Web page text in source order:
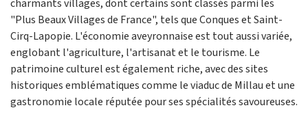
charmants villages, dont certains sont classés parmi les
"Plus Beaux Villages de France", tels que Conques et Saint-
Cirq-Lapopie. L'économie aveyronnaise est tout aussi variée,
englobant l'agriculture, l'artisanat et le tourisme. Le
patrimoine culturel est également riche, avec des sites
historiques emblématiques comme le viaduc de Millau et une
gastronomie locale réputée pour ses spécialités savoureuses.